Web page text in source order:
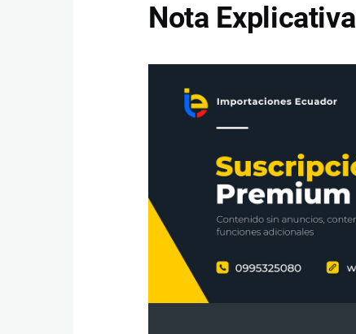
Nota Explicativa